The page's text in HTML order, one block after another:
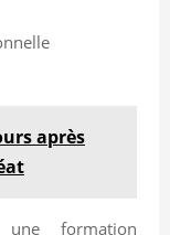
après
formation